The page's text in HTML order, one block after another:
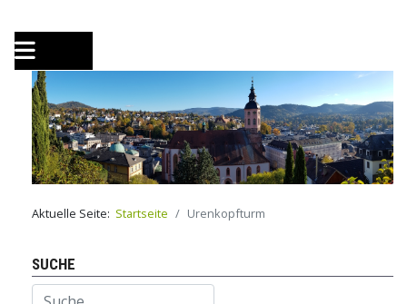
Aktuelle Seite: Startseite Urenkopfturm
SUCHE
Suchen